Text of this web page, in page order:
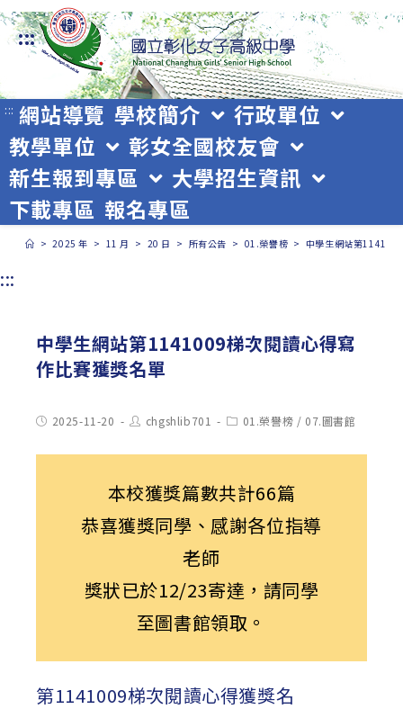
跳
轉
至
主
要
內
容
:::
::: 網站導覽 學校簡介
行政單位
教學單位
彰女全國校友會
新生報到專區
大學招生資訊
下載專區 報名專區
> 2025 年 > 11 月 > 20 日 > 所有公告 > 01.榮譽榜 > 中學生網站第
:::
中學生網站第1141009梯次閱讀心得寫
作比賽獲獎名單
Post2025-11-20
Post
author:
chgshlib701
Post01.榮譽榜 / 07.圖書館
本校獲獎篇數共計66篇
恭喜獲獎同學、感謝各位指導
老師
獎狀已於12/23寄達，請同學
至圖書館領取。
第1141009梯次閱讀心得獲獎名